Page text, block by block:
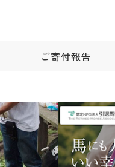
ご寄付報告